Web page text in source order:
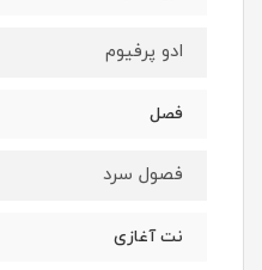
ادو پرفیوم
فصل
فصول سرد
نت آغازی